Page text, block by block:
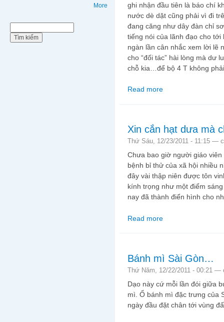
More
ghi nhận đầu tiên là báo chí
nước dè dặt cũng phải vì đi
đang căng như dây đàn chỉ
tiếng nói của lãnh đạo cho
ngàn lần cân nhắc xem lời lẽ
cho “đối tác” hài lòng mà dư
chỗ kia…để bộ 4 T không
Read more
Xin cắn hạt dưa mà
Thứ Sáu, 12/23/2011 - 11:15 —
Chưa bao giờ người giáo
bệnh bỉ thử của xã hội nhiều
đây vài thập niên được tôn
kính trọng như một điểm
nay đã thành điển hình cho
Read more
Bánh mì Sài Gòn…
Thứ Năm, 12/22/2011 - 00:21 —
Dạo này cứ mỗi lần đói giữa
mì. Ổ bánh mì đặc trưng của
ngày đầu đặt chân tới vùng